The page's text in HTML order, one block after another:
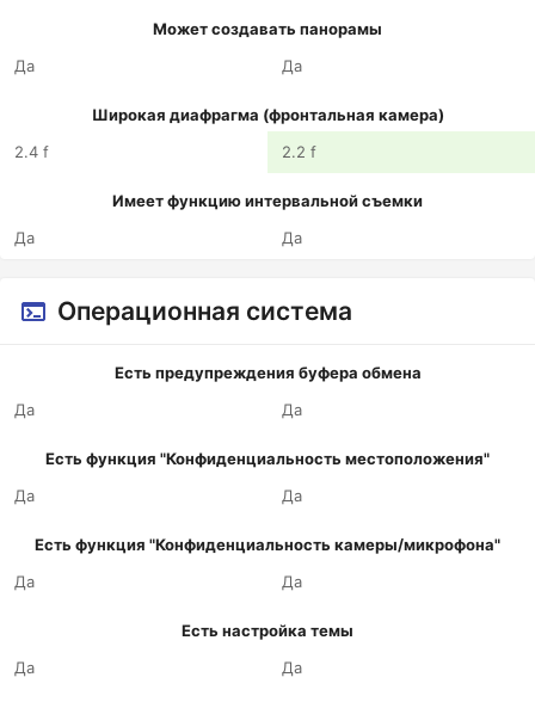
Может создавать панорамы
Да
Да
Широкая диафрагма (фронтальная камера)
2.4 f
2.2 f
Имеет функцию интервальной съемки
Да
Да
Операционная система
Есть предупреждения буфера обмена
Да
Да
Есть функция "Конфиденциальность местоположения"
Да
Да
Есть функция "Конфиденциальность камеры/микрофона"
Да
Да
Есть настройка темы
Да
Да